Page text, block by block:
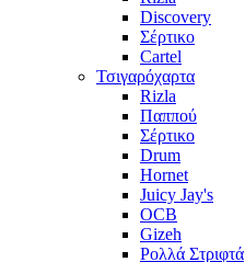
Discovery
Σέρτικο
Cartel
Τσιγαρόχαρτα
Rizla
Παππού
Σέρτικο
Drum
Hornet
Juicy Jay's
OCB
Gizeh
Ρολλά Στριφτά